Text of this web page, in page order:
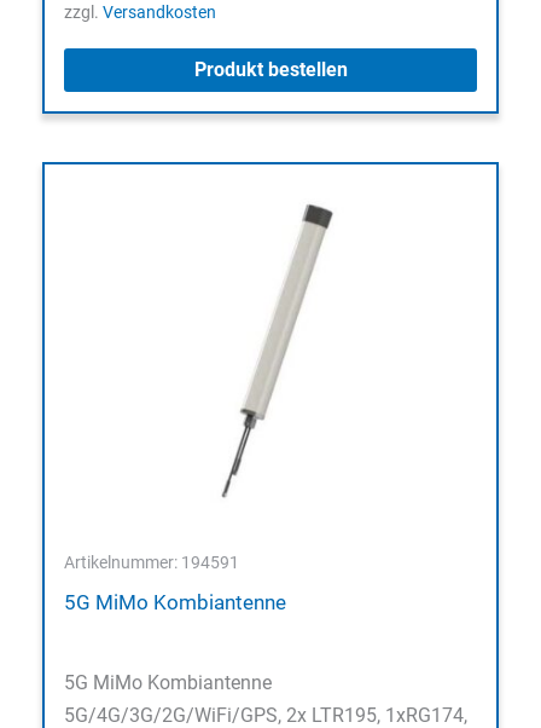
zzgl. Versandkosten
Produkt bestellen
Artikelnummer: 194591
5G MiMo Kombiantenne
5G MiMo Kombiantenne
5G/4G/3G/2G/WiFi/GPS, 2x LTR195, 1xRG174,